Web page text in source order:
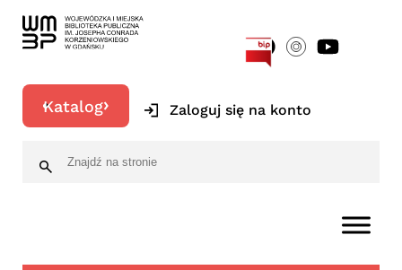
Katalog Zaloguj się na konto